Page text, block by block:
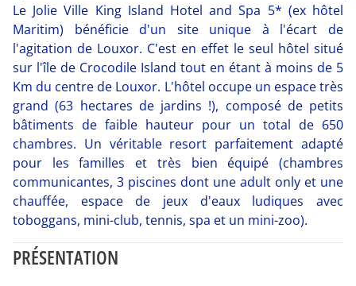
Le Jolie Ville King Island Hotel and Spa 5* (ex hôtel
Maritim) bénéficie d'un site unique à l'écart de
l'agitation de Louxor. C'est en effet le seul hôtel situé
sur l'île de Crocodile Island tout en étant à moins de 5
Km du centre de Louxor. L'hôtel occupe un espace très
grand (63 hectares de jardins !), composé de petits
bâtiments de faible hauteur pour un total de 650
chambres. Un véritable resort parfaitement adapté
pour les familles et très bien équipé (chambres
communicantes, 3 piscines dont une adult only et une
chauffée, espace de jeux d'eaux ludiques avec
toboggans, mini-club, tennis, spa et un mini-zoo).
PRÉSENTATION